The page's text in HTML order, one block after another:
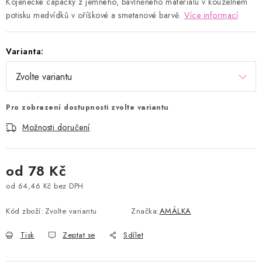
potisku medvídků v oříškové a smetanové barvě. Více informací
Varianta:
Pro zobrazení dostupnosti zvolte variantu
Možnosti doručení
od 78 Kč
od 64,46 Kč bez DPH
Kód zboží: Zvolte variantu Značka:AMÁLKA
Tisk Zeptat se Sdílet